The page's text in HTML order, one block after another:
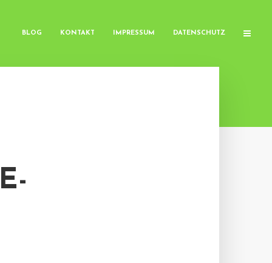
BLOG KONTAKT IMPRESSUM DATENSCHUTZ